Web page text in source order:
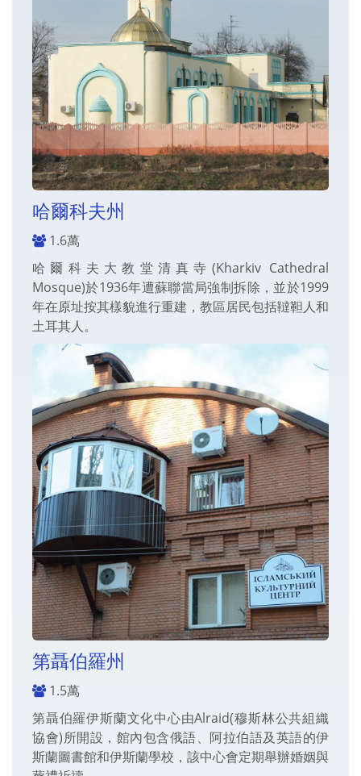
哈爾科夫州
1.6萬
哈爾科夫大教堂清真寺(Kharkiv Cathedral
Mosque)於1936年遭蘇聯當局強制拆除，並於1999
年在原址按其樣貌進行重建，教區居民包括韃靼人和
土耳其人。
第聶伯羅州
1.5萬
第聶伯羅伊斯蘭文化中心由Alraid(穆斯林公共組織
協會)所開設，館內包含俄語、阿拉伯語及英語的伊
斯蘭圖書館和伊斯蘭學校，該中心會定期舉辦婚姻與